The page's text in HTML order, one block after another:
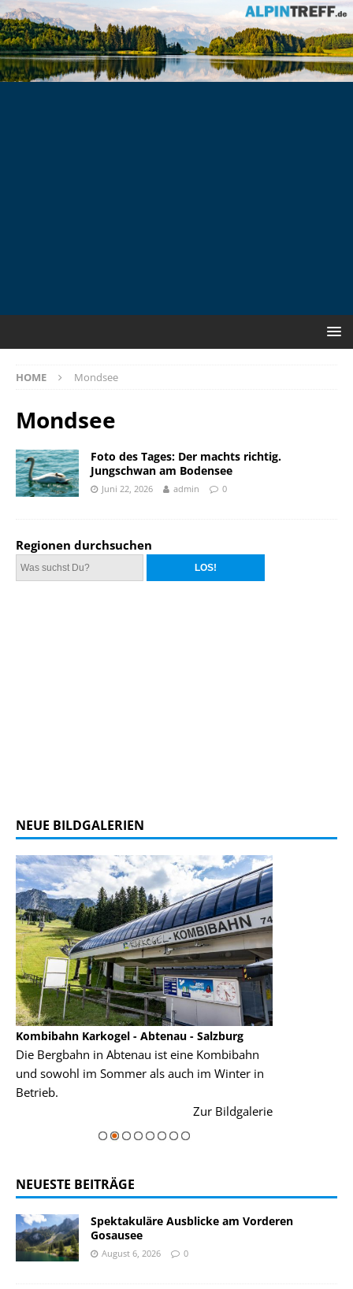
HOME Mondsee
Mondsee
Foto des Tages: Der machts richtig.
Jungschwan am Bodensee
Juni 22, 2026 admin 0
Regionen durchsuchen
NEUE BILDGALERIEN
Kombibahn Karkogel - Abtenau - Salzburg
Die Bergbahn in Abtenau ist eine Kombibahn
und sowohl im Sommer als auch im Winter in
Betrieb.
Zur Bildgalerie
NEUESTE BEITRÄGE
Spektakuläre Ausblicke am Vorderen
Gosausee
August 6, 2026 0